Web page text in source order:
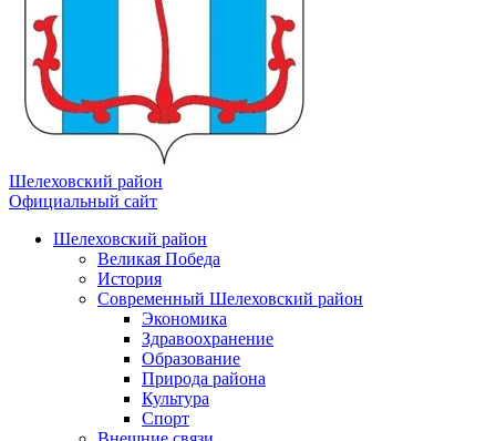
Шелеховский район
Официальный сайт
Шелеховский район
Великая Победа
История
Современный Шелеховский район
Экономика
Здравоохранение
Образование
Природа района
Культура
Спорт